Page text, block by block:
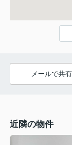
メールで共
近隣の物件